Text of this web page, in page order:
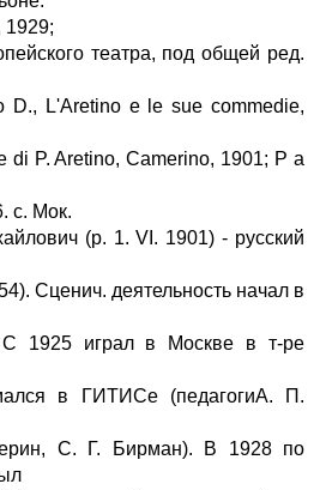
1929;
театра, под общей ред.
D., L'Aretino e le sue commedie,
di P. Aretino, Camerino, 1901; P a
с. Мок.
(р. 1. VI. 1901) - русский
Сценич. деятельность начал в
1925 играл в Москве в т-ре
в ГИТИСе (педагогиА. П.
С. Г. Бирман). В 1928 по